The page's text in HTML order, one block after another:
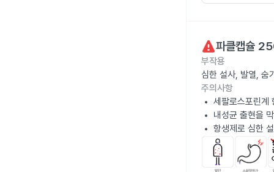
파클캡슐
부작용
심한 설사, 발열, 숨
주의사항
세팔로스포린계
내성균 출현을
항생제로 심한